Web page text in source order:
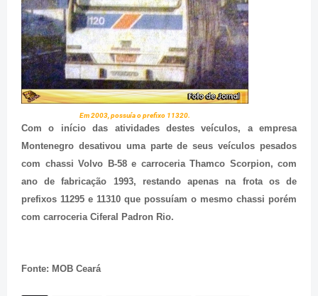
Em 2003, possuía o prefixo 11320.
Com o início das atividades destes veículos, a empresa
Montenegro desativou uma parte de seus veículos pesados
com chassi Volvo B-58 e carroceria Thamco Scorpion, com
ano de fabricação 1993, restando apenas na frota os de
prefixos 11295 e 11310 que possuíam o mesmo chassi porém
com carroceria Ciferal Padron Rio.
Fonte: MOB Ceará